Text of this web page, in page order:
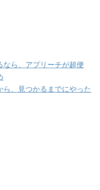
なら、アプリーチが超便
ら、見つかるまでにやった